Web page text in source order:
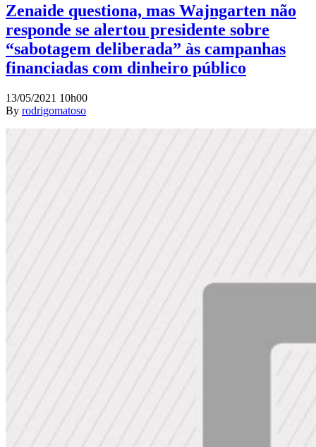
Zenaide questiona, mas Wajngarten não
responde se alertou presidente sobre
“sabotagem deliberada” às campanhas
financiadas com dinheiro público
13/05/2021 10h00
By rodrigomatoso